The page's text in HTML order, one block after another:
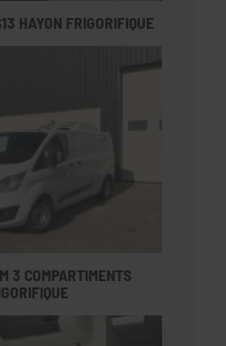
HAYON FRIGORIFIQUE
3 COMPARTIMENTS